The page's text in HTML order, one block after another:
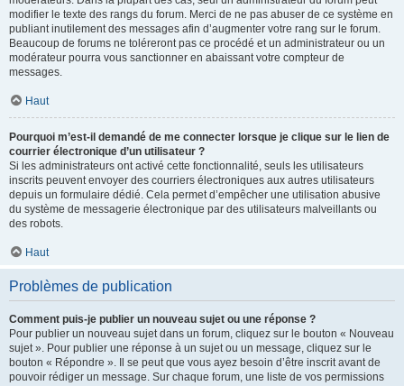
modifier le texte des rangs du forum. Merci de ne pas abuser de ce système en
publiant inutilement des messages afin d’augmenter votre rang sur le forum.
Beaucoup de forums ne toléreront pas ce procédé et un administrateur ou un
modérateur pourra vous sanctionner en abaissant votre compteur de
messages.
Haut
Pourquoi m’est-il demandé de me connecter lorsque je clique sur le lien de
courrier électronique d’un utilisateur ?
Si les administrateurs ont activé cette fonctionnalité, seuls les utilisateurs
inscrits peuvent envoyer des courriers électroniques aux autres utilisateurs
depuis un formulaire dédié. Cela permet d’empêcher une utilisation abusive
du système de messagerie électronique par des utilisateurs malveillants ou
des robots.
Haut
Problèmes de publication
Comment puis-je publier un nouveau sujet ou une réponse ?
Pour publier un nouveau sujet dans un forum, cliquez sur le bouton « Nouveau
sujet ». Pour publier une réponse à un sujet ou un message, cliquez sur le
bouton « Répondre ». Il se peut que vous ayez besoin d’être inscrit avant de
pouvoir rédiger un message. Sur chaque forum, une liste de vos permissions